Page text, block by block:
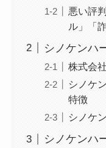
悪い評
ル」「
シノケンハ
株式会
シノケ
特徴
シノケ
シノケンハ